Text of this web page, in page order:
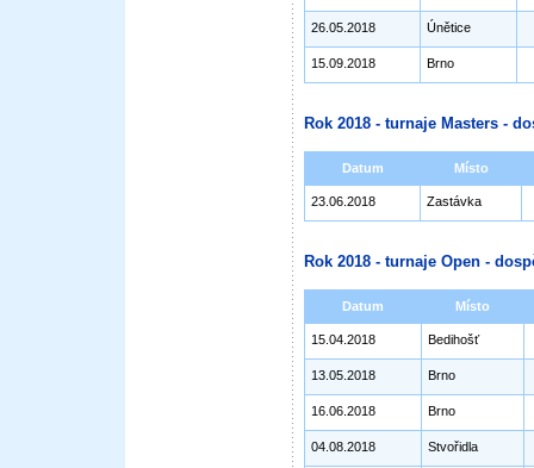
26.05.2018 Únětice
15.09.2018 Brno
Rok 2018 - turnaje Masters -
Datum Místo
23.06.2018 Zastávka
Rok 2018 - turnaje Open -
Datum Místo
15.04.2018 Bedihošť
13.05.2018 Brno
16.06.2018 Brno
04.08.2018 Stvořidla